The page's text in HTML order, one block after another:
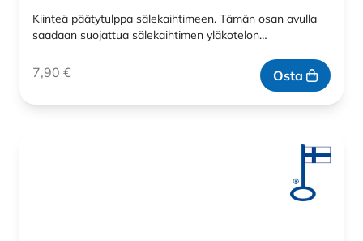
Kiinteä päätytulppa sälekaihtimeen. Tämän osan avulla
saadaan suojattua sälekaihtimen yläkotelon…
7,90 € Osta